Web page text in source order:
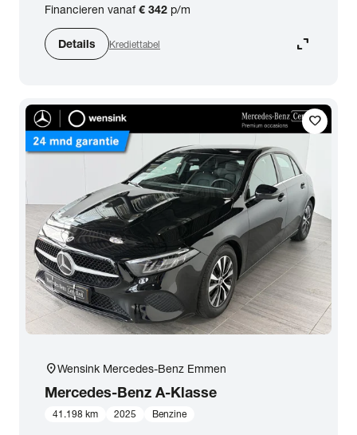
Financieren vanaf€ 342 p/m
Details Krediettabel expand_content
favorite
location_onWensink Mercedes-Benz Emmen
Mercedes-Benz A-Klasse
41.198 km 2025 Benzine